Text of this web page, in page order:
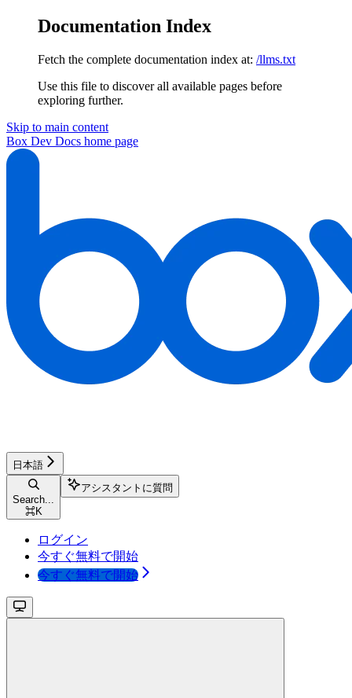
Documentation Index
Fetch the complete documentation index at: /llms.txt
Use this file to discover all available pages before
exploring further.
Skip to main content
Box Dev Docs home page
日本語
Search...
⌘K
アシスタントに質問
ログイン
今すぐ無料で開始
今すぐ無料で開始